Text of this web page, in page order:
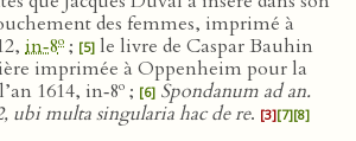
des femmes, imprimé à
in‑8o ; [5] le livre de Caspar Bauhin
imprimée à Oppenheim pour la
1614, in‑8o ; [6] Spondanum ad an.
ubi multa singularia hac de re. [3][7][8]